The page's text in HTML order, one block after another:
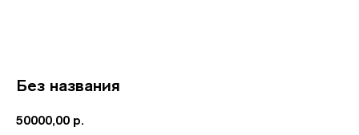
Без названия
50000,00 р.